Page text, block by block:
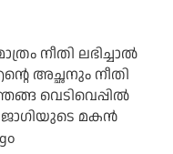
നീതി ലഭിച്ചാല്‍
അച്ഛനും നീതി
വെടിവെപ്പില്‍
ജോഗിയുടെ മകന്‍